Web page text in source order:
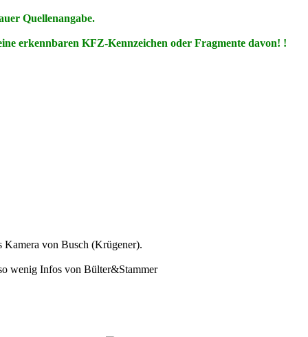
Quellenangabe.
erkennbaren KFZ-Kennzeichen oder Fragmente davon! !
Kamera von Busch (Krügener).
wenig Infos von Bülter&Stammer